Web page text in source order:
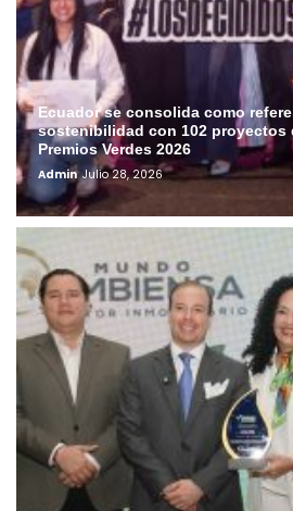
Ecuador se consolida como
sostenibilidad con 102 proyectos
Premios Verdes 2026
Admin Julio 28, 2026